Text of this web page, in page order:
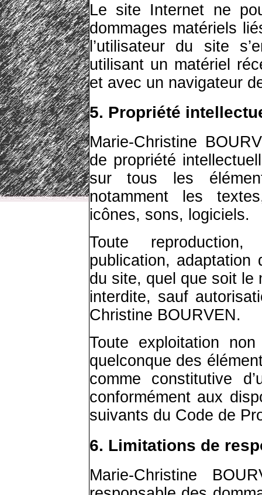
Le site Internet ne
dommages matériels
l’utilisateur du site
utilisant un matériel
et avec un navigateur
5. Propriété
Marie-Christine
de propriété
sur tous les
notamment les
icônes, sons, logiciels.
Toute reproduction,
publication,
du site, quel que soit le
interdite, sauf
Christine BOURVEN.
Toute exploitation
quelconque des
comme constitutive
conformément aux
suivants du Code de
6. Limitations de
Marie-Christine